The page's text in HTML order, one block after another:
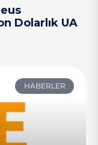
Dolarlık UA
HABERLER